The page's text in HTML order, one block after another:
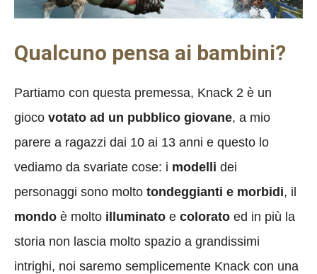
Qualcuno pensa ai bambini?
Partiamo con questa premessa, Knack 2 è un
gioco votato ad un pubblico giovane, a mio
parere a ragazzi dai 10 ai 13 anni e questo lo
vediamo da svariate cose: i modelli dei
personaggi sono molto tondeggianti e morbidi, il
mondo è molto illuminato e colorato ed in più la
storia non lascia molto spazio a grandissimi
intrighi, noi saremo semplicemente Knack con una